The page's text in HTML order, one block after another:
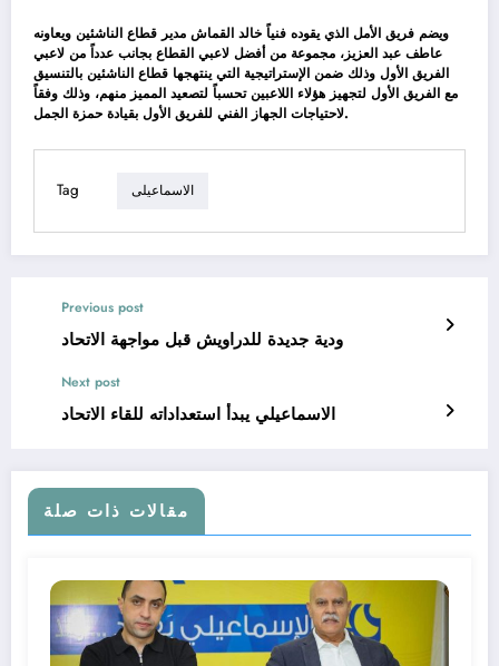
ويضم فريق الأمل الذي يقوده فنياً خالد القماش مدير قطاع الناشئين ويعاونه
عاطف عبد العزيز، مجموعة من أفضل لاعبي القطاع بجانب عدداً من لاعبي
الفريق الأول وذلك ضمن الإستراتيجية التي ينتهجها قطاع الناشئين بالتنسيق
مع الفريق الأول لتجهيز هؤلاء اللاعبين تحسباً لتصعيد المميز منهم، وذلك وفقاً
لاحتياجات الجهاز الفني للفريق الأول بقيادة حمزة الجمل.
Tag الاسماعيلى
Previous post
ودية جديدة للدراويش قبل مواجهة الاتحاد
Next post
الاسماعيلي يبدأ استعداداته للقاء الاتحاد
مقالات ذات صلة